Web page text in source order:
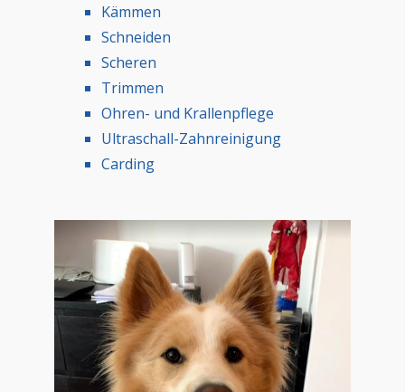
Kämmen
Schneiden
Scheren
Trimmen
Ohren- und Krallenpflege
Ultraschall-Zahnreinigung
Carding